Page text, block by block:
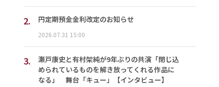
2. 円定期預金金利改定のお知らせ
2026.07.31 15:00
3.
瀬戸康史と有村架純が9年ぶりの共演「閉じ込
められているものを解き放ってくれる作品に
なる」 舞台「キュー」【インタビュー】